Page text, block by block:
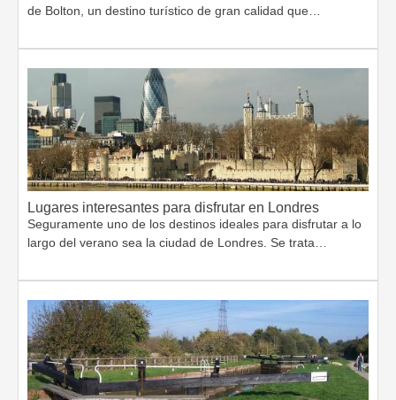
de Bolton, un destino turístico de gran calidad que…
Lugares interesantes para disfrutar en Londres
Seguramente uno de los destinos ideales para disfrutar a lo
largo del verano sea la ciudad de Londres. Se trata…